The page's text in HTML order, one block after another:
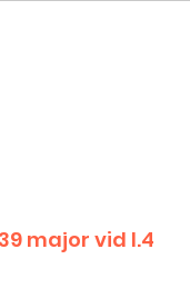
major vid I.4